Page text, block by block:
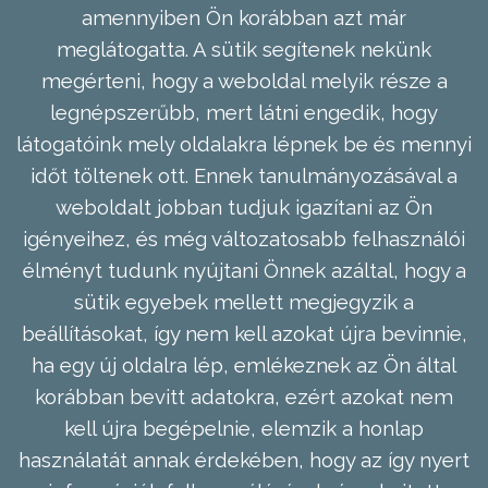
amennyiben Ön korábban azt már
meglátogatta. A sütik segítenek nekünk
megérteni, hogy a weboldal melyik része a
legnépszerűbb, mert látni engedik, hogy
látogatóink mely oldalakra lépnek be és mennyi
időt töltenek ott. Ennek tanulmányozásával a
weboldalt jobban tudjuk igazítani az Ön
igényeihez, és még változatosabb felhasználói
élményt tudunk nyújtani Önnek azáltal, hogy a
sütik egyebek mellett megjegyzik a
beállításokat, így nem kell azokat újra bevinnie,
ha egy új oldalra lép, emlékeznek az Ön által
korábban bevitt adatokra, ezért azokat nem
kell újra begépelnie, elemzik a honlap
használatát annak érdekében, hogy az így nyert